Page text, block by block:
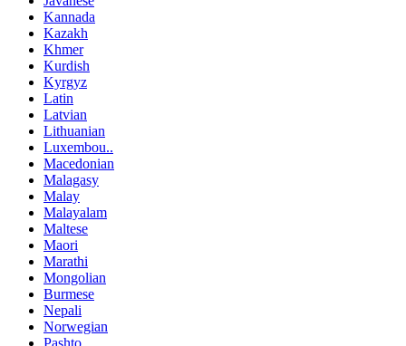
Kannada
Kazakh
Khmer
Kurdish
Kyrgyz
Latin
Latvian
Lithuanian
Luxembou..
Macedonian
Malagasy
Malay
Malayalam
Maltese
Maori
Marathi
Mongolian
Burmese
Nepali
Norwegian
Pashto